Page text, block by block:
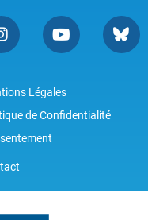
Légales
de Confidentialité